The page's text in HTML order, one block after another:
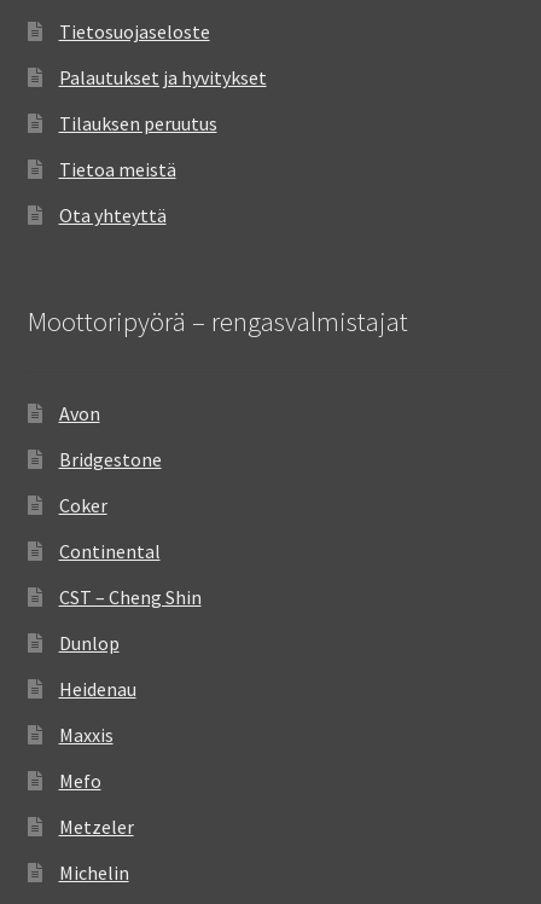
Tietosuojaseloste
Palautukset ja hyvitykset
Tilauksen peruutus
Tietoa meistä
Ota yhteyttä
Moottoripyörä – rengasvalmistajat
Avon
Bridgestone
Coker
Continental
CST – Cheng Shin
Dunlop
Heidenau
Maxxis
Mefo
Metzeler
Michelin